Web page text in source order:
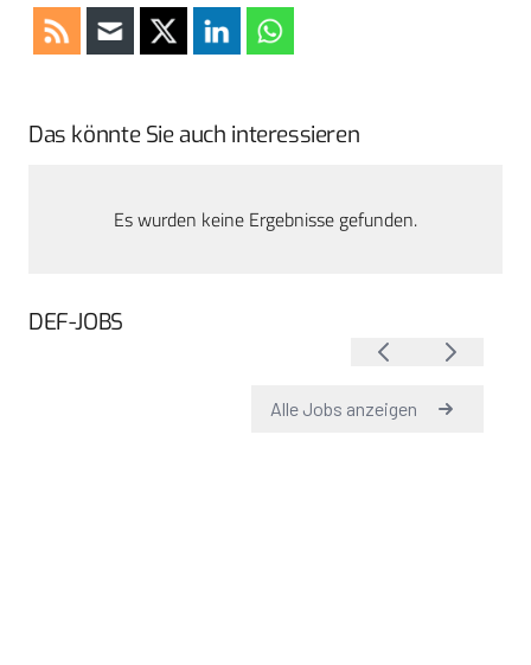
Das könnte Sie auch interessieren
Es wurden keine Ergebnisse gefunden.
DEF-JOBS